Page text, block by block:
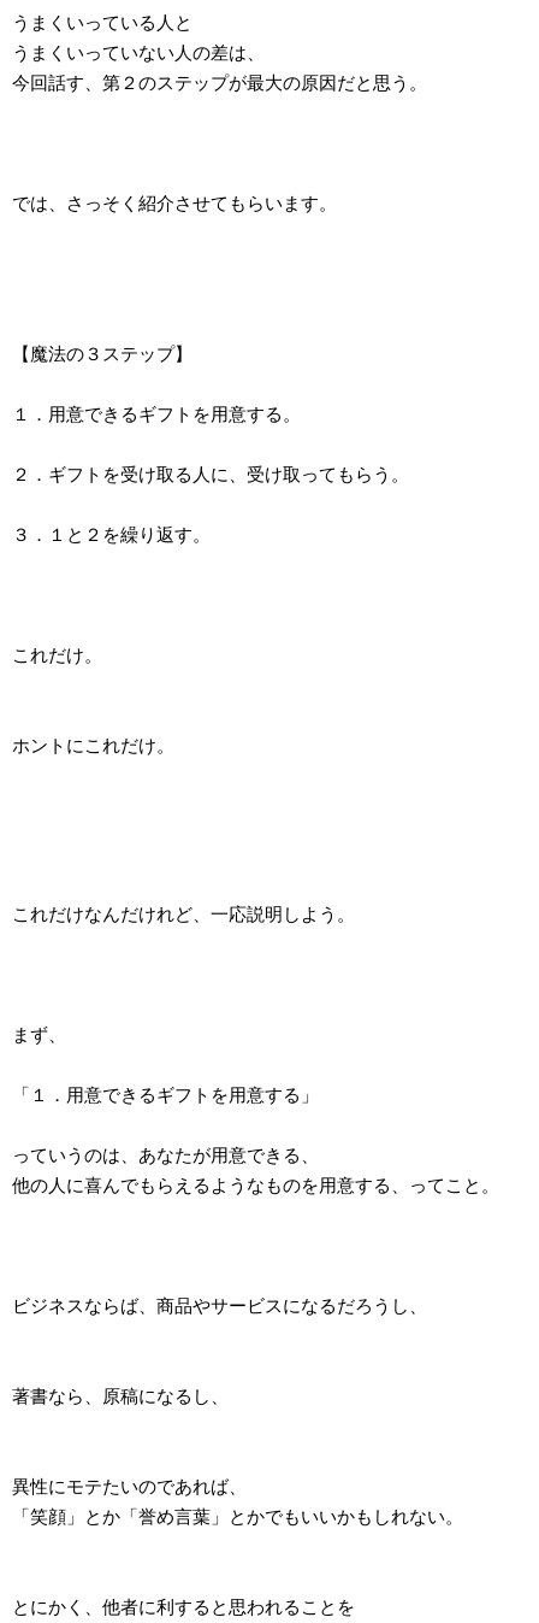
うまくいっている人と
うまくいっていない人の差は、
今回話す、第２のステップが最大の原因だと思う。
では、さっそく紹介させてもらいます。
【魔法の３ステップ】
１．用意できるギフトを用意する。
２．ギフトを受け取る人に、受け取ってもらう。
３．１と２を繰り返す。
これだけ。
ホントにこれだけ。
これだけなんだけれど、一応説明しよう。
まず、
「１．用意できるギフトを用意する」
っていうのは、あなたが用意できる、
他の人に喜んでもらえるようなものを用意する、ってこと。
ビジネスならば、商品やサービスになるだろうし、
著書なら、原稿になるし、
異性にモテたいのであれば、
「笑顔」とか「誉め言葉」とかでもいいかもしれない。
とにかく、他者に利すると思われることを